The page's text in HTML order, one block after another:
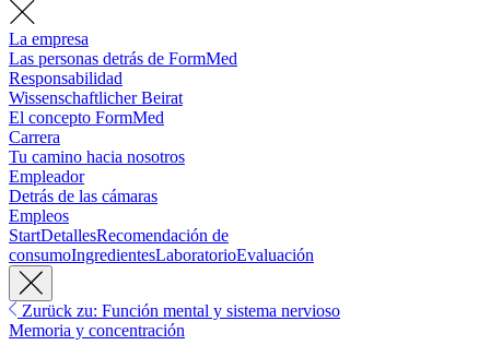
La empresa
Las personas detrás de FormMed
Responsabilidad
Wissenschaftlicher Beirat
El concepto FormMed
Carrera
Tu camino hacia nosotros
Empleador
Detrás de las cámaras
Empleos
StartDetallesRecomendación de
consumoIngredientesLaboratorioEvaluación
Zurück zu: Función mental y sistema nervioso
Memoria y concentración